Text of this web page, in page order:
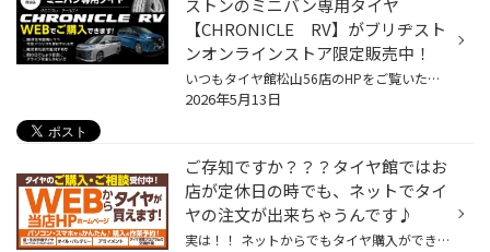
ストンのミニバン専用タイヤ
【CHRONICLE RV】がブリヂスト
ンオンラインストア限定販売中！
いつもタイヤ館松山56店のHPをご覧いただき誠に有難うございます！ 本日は、ブリヂストンのミニバン専用タイヤ 【CHRONICLE RV】・・・クロニクルRV のご紹介♪ このクロニクルRVですが、店頭（お店）での販売ではなく ブリヂストンのオンラインストアでの限定販売となっております！ ブリヂストン ...
2026年5月13日
ご存知ですか？？？タイヤ館ではお
店が定休日の時でも、ネットでタイ
ヤの注文が出来ちゃうんです♪
実は！！ ネットからでもタイヤ購入ができるのを ご存知ですかぁ？？(・∀・) 気になる方はぜひ読んで下さいね！！ いつもタイヤ館松山56店のHPをご覧いただき誠にありがとうございます！ 本日 5/5（火）から 5/7（木）の3日間 店舗休日となっております！ お間違え無きよう、宜しくお願い致します！...